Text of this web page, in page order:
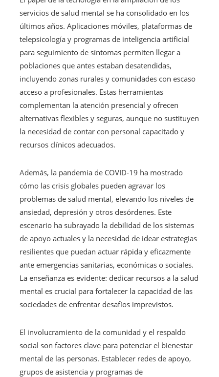
servicios de salud mental se ha consolidado en los
últimos años. Aplicaciones móviles, plataformas de
telepsicología y programas de inteligencia artificial
para seguimiento de síntomas permiten llegar a
poblaciones que antes estaban desatendidas,
incluyendo zonas rurales y comunidades con escaso
acceso a profesionales. Estas herramientas
complementan la atención presencial y ofrecen
alternativas flexibles y seguras, aunque no sustituyen
la necesidad de contar con personal capacitado y
recursos clínicos adecuados.
Además, la pandemia de COVID-19 ha mostrado
cómo las crisis globales pueden agravar los
problemas de salud mental, elevando los niveles de
ansiedad, depresión y otros desórdenes. Este
escenario ha subrayado la debilidad de los sistemas
de apoyo actuales y la necesidad de idear estrategias
resilientes que puedan actuar rápida y eficazmente
ante emergencias sanitarias, económicas o sociales.
La enseñanza es evidente: dedicar recursos a la salud
mental es crucial para fortalecer la capacidad de las
sociedades de enfrentar desafíos imprevistos.
El involucramiento de la comunidad y el respaldo
social son factores clave para potenciar el bienestar
mental de las personas. Establecer redes de apoyo,
grupos de asistencia y programas de